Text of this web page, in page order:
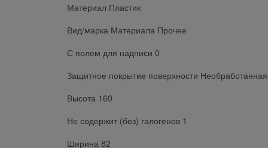
Материал Пластик
Вид/марка Материала Прочее
С полем для надписи 0
Защитное покрытие поверхности
Высота 160
Не содержит (без) галогенов 1
Ширина 82